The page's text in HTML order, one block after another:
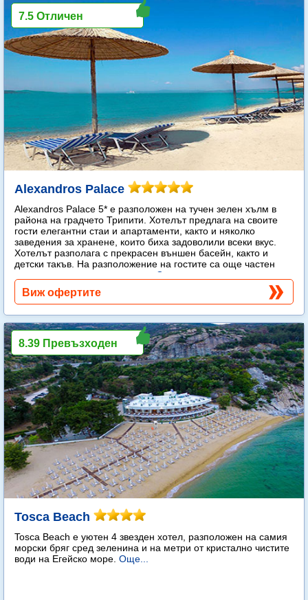
Alexandros Palace
Alexandros Palace 5* e разположен на тучен зелен хълм в
района на градчето Трипити. Хотелът предлага на своите
гости елегантни стаи и апартаменти, както и няколко
заведения за хранене, които биха задоволили всеки вкус.
Хотелът разполага с прекрасен външен басейн, както и
детски такъв. На разположение на гостите са още частен
Още...
7.5 Отличен
Виж офертите
Tosca Beach
Tosca Beach е уютен 4 звезден хотел, разположен на самия
морски бряг сред зеленина и на метри от кристално чистите
води на Егейско море. Още...
8.39 Превъзходен